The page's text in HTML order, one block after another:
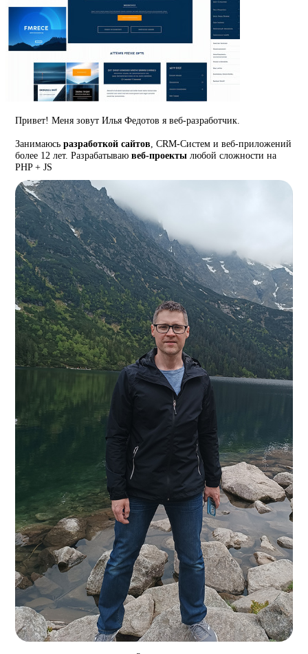
Привет! Меня зовут Илья Федотов я веб-разработчик.
Занимаюсьразработкой сайтов , CRM-Систем и веб-приложений
более 12 лет. Разрабатываювеб-проекты любой сложности на
PHP + JS